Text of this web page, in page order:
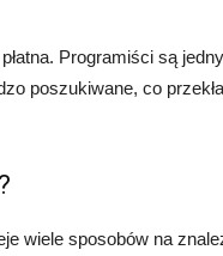
Programiści są
poszukiwane, co
wiele sposobów na